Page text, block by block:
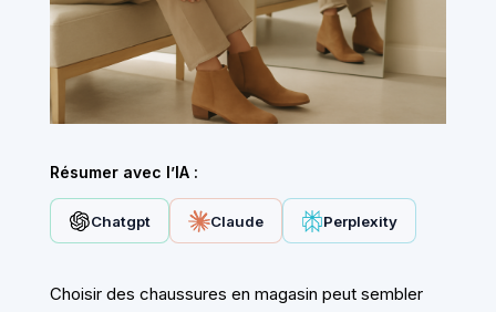
Résumer avec l’IA :
Chatgpt Claude Perplexity
Choisir des chaussures en magasin peut sembler